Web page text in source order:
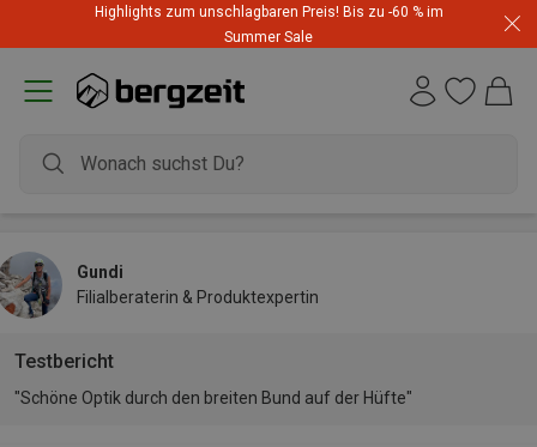
Highlights zum unschlagbaren Preis! Bis zu -60 % im
Summer Sale
Testbericht
Gundi
Filialberaterin & Produktexpertin
"Schöne Optik durch den breiten Bund auf der Hüfte"